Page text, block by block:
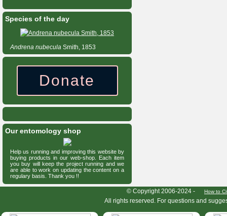
Species of the day
Andrena nubecula Smith, 1853
Donate
Our entomology shop
Help us running and improving this website by
buying products in our web-shop. Each item
you buy will keep the project running and we
are able to work on updating the content on a
regulary basis. Thank you !!
© Copyright 2006-2024 - How to
All rights reserved. For questions and